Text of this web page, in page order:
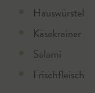
Hauswürstel
Käsekrainer
Salami
Frischfleisch